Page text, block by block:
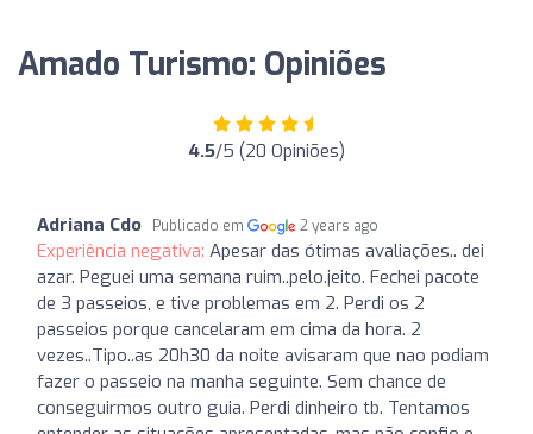
Amado Turismo: Opiniões
4.5/5 (20 Opiniões)
Adriana Cdo Publicado em 2 years ago
Experiência negativa: Apesar das ótimas avaliações.. dei
azar. Peguei uma semana ruim..pelo.jeito. Fechei pacote
de 3 passeios, e tive problemas em 2. Perdi os 2
passeios porque cancelaram em cima da hora. 2
vezes..Tipo..as 20h30 da noite avisaram que nao podiam
fazer o passeio na manha seguinte. Sem chance de
conseguirmos outro guia. Perdi dinheiro tb. Tentamos